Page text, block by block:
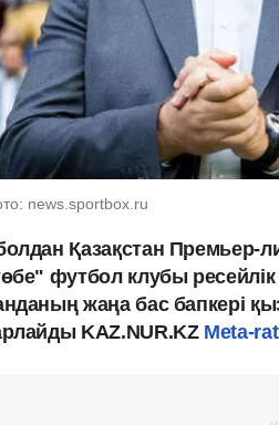
news.sportbox.ru
Қазақстан Премьер-
футбол клубы
жаңа бас бапкері
KAZ.NUR.KZ Meta-